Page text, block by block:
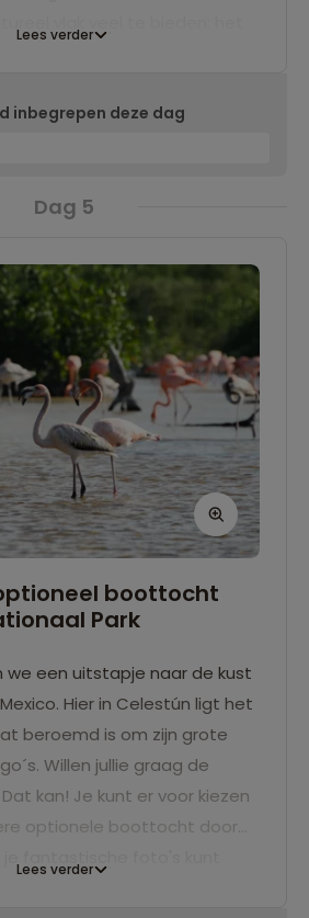
kunt heerlijk genieten van de
die de stad rijk is.
Lees verder
inbegrepen deze dag
Dag 5
boottocht
Park
we een uitstapje naar de kust
Hier in Celestún ligt het
beroemd is om zijn grote
Willen jullie graag de
kan! Je kunt er voor kiezen
optionele boottocht door
Lees verder